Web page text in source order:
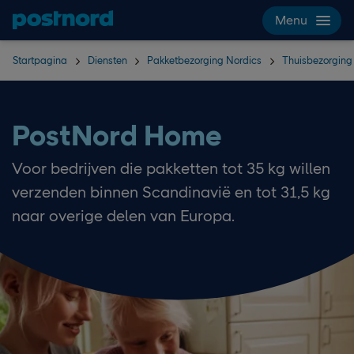
Hoppa över navigering och sök
Menu
Startpagina Diensten Pakketbezorging Nordics Thuisbezorging
PostNord Home
Voor bedrijven die pakketten tot 35 kg willen
verzenden binnen Scandinavië en tot 31,5 kg
naar overige delen van Europa.